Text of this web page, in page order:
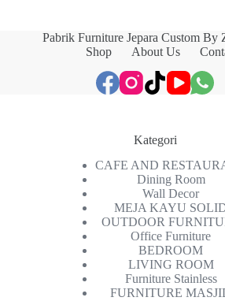
Pabrik Furniture Jepara Custom By
Shop
About Us
Kategori
CAFE AND
Dining Room
Wall Decor
MEJA KAYU
OUTDOOR
Office Furniture
BEDROOM
LIVING ROOM
Furniture Stainless
FURNITURE